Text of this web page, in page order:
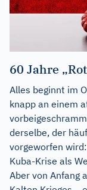
60 Jahre
Alles beginnt im
knapp an einem
derselbe, der
vorgeworfen
Kuba-Krise als
Aber von Anfang